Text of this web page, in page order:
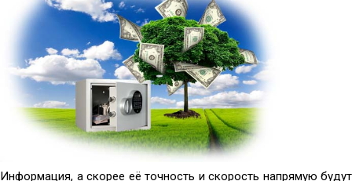
Информация, а скорее её точность и скорость напрямую будут